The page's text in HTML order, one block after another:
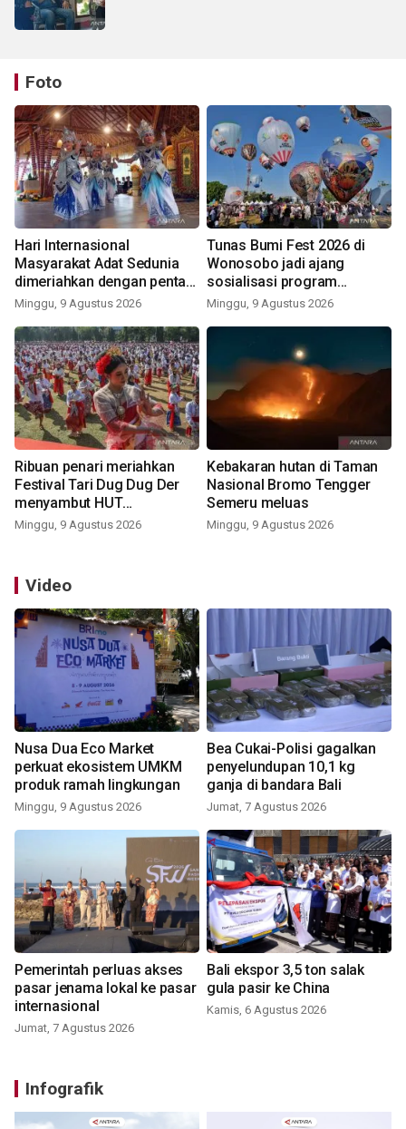
Foto
Hari Internasional
Masyarakat Adat Sedunia
dimeriahkan dengan pentas
seni budaya Bali
Minggu, 9 Agustus 2026
Tunas Bumi Fest 2026 di
Wonosobo jadi ajang
sosialisasi program
pemerintah lewat balon
Minggu, 9 Agustus 2026
Ribuan penari meriahkan
Festival Tari Dug Dug Der
menyambut HUT
Kemerdekaan
Minggu, 9 Agustus 2026
Kebakaran hutan di Taman
Nasional Bromo Tengger
Semeru meluas
Minggu, 9 Agustus 2026
Video
Nusa Dua Eco Market
perkuat ekosistem UMKM
produk ramah lingkungan
Minggu, 9 Agustus 2026
Bea Cukai-Polisi gagalkan
penyelundupan 10,1 kg
ganja di bandara Bali
Jumat, 7 Agustus 2026
Pemerintah perluas akses
pasar jenama lokal ke pasar
internasional
Jumat, 7 Agustus 2026
Bali ekspor 3,5 ton salak
gula pasir ke China
Kamis, 6 Agustus 2026
Infografik